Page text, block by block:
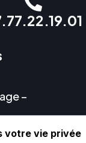
–
votre vie privée